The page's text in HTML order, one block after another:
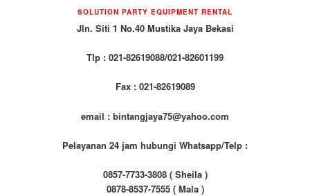
SOLUTION PARTY EQUIPMENT RENTAL
Jln. Siti 1 No.40 Mustika Jaya Bekasi
Tlp : 021-82619088/021-82601199
Fax : 021-82619089
email : bintangjaya75@yahoo.com
Pelayanan 24 jam hubungi Whatsapp/Telp :
0857-7733-3808 ( Sheila )
0878-8537-7555 ( Mala )